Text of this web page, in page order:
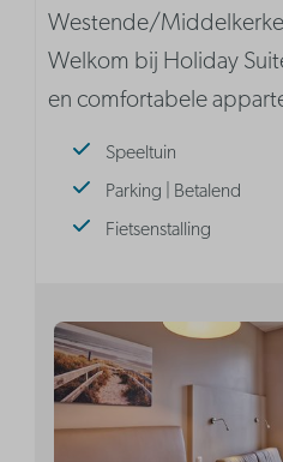
Westende/
Welkom bij Holiday
en comfortabele
Speeltuin
Parking | Betalend
Fietsenstalling